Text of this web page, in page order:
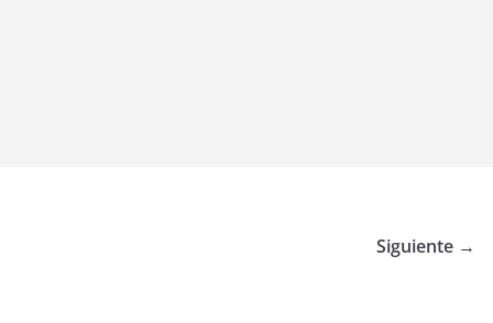
Siguiente →